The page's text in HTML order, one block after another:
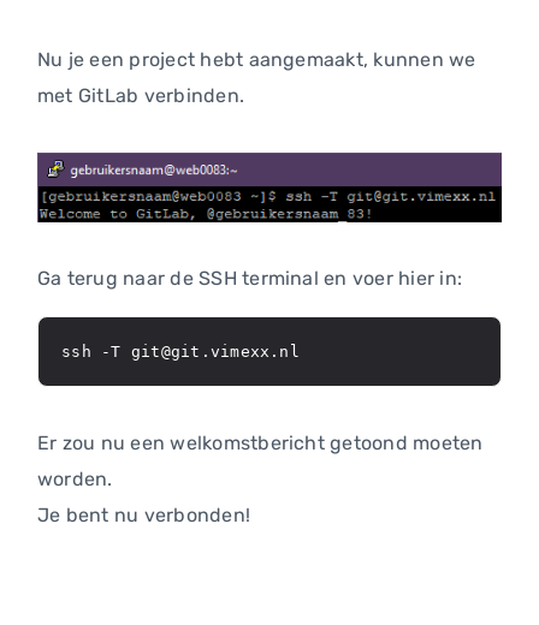
Nu je een project hebt aangemaakt, kunnen we
met GitLab verbinden.
Ga terug naar de SSH terminal en voer hier in:
ssh -T git@git.vimexx.nl
Er zou nu een welkomstbericht getoond moeten
worden.
Je bent nu verbonden!